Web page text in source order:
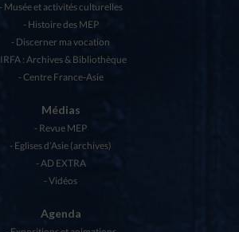
Musée et activités culturelles
Histoire des MEP
Discerner ma vocation
IRFA : Archives & Bibliothèque
Centre France-Asie
Médias
Revue MEP
Eglises d’Asie (archives)
AD EXTRA
Vidéos
Agenda